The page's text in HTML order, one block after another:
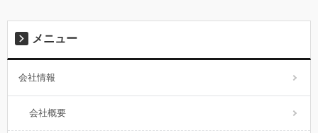
メニュー
会社情報
会社概要